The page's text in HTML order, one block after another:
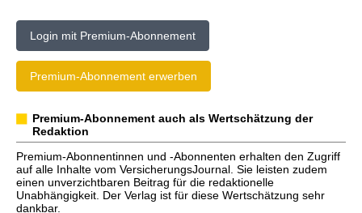
Login mit Premium-Abonnement
Premium-Abonnement erwerben
Premium-Abonnement auch als Wertschätzung der
Redaktion
Premium-Abonnentinnen und -Abonnenten erhalten den Zugriff
auf alle Inhalte vom VersicherungsJournal. Sie leisten zudem
einen unverzichtbaren Beitrag für die redaktionelle
Unabhängigkeit. Der Verlag ist für diese Wertschätzung sehr
dankbar.